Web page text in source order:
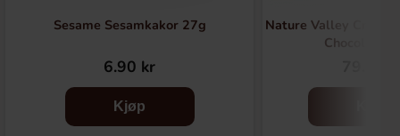
Sesame Sesamkakor 27g
6.90 kr
Kjøp
Nature Valley
Chocolate